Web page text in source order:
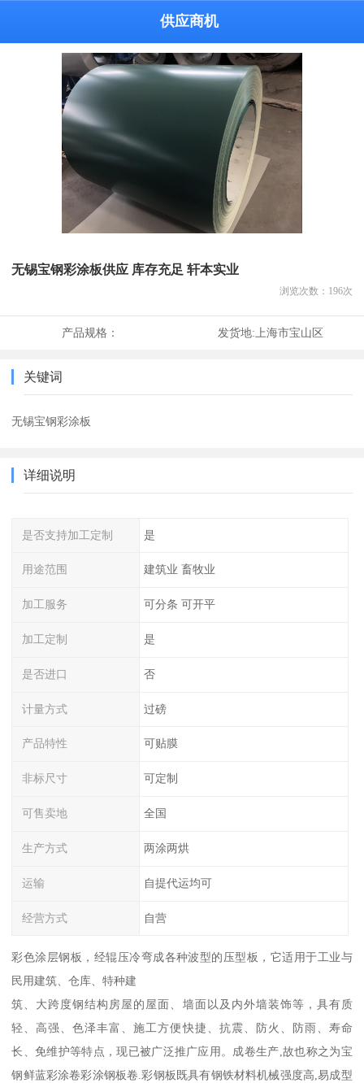
供应商机
无锡宝钢彩涂板供应 库存充足 轩本实业
浏览次数： 196次
产品规格： 发货地:上海市宝山区
关键词
无锡宝钢彩涂板
详细说明
是否支持加工定制 是
用途范围 建筑业 畜牧业
加工服务 可分条 可开平
加工定制 是
是否进口 否
计量方式 过磅
产品特性 可贴膜
非标尺寸 可定制
可售卖地 全国
生产方式 两涂两烘
运输 自提代运均可
经营方式 自营
彩色涂层钢板，经辊压冷弯成各种波型的压型板，它适用于工业与
民用建筑、仓库、特种建
筑、大跨度钢结构房屋的屋面、墙面以及内外墙装饰等，具有质
轻、高强、色泽丰富、施工方便快捷、抗震、防火、防雨、寿命
长、免维护等特点，现已被广泛推广应用。成卷生产,故也称之为宝
钢鲜蓝彩涂卷彩涂钢板卷.彩钢板既具有钢铁材料机械强度高,易成型